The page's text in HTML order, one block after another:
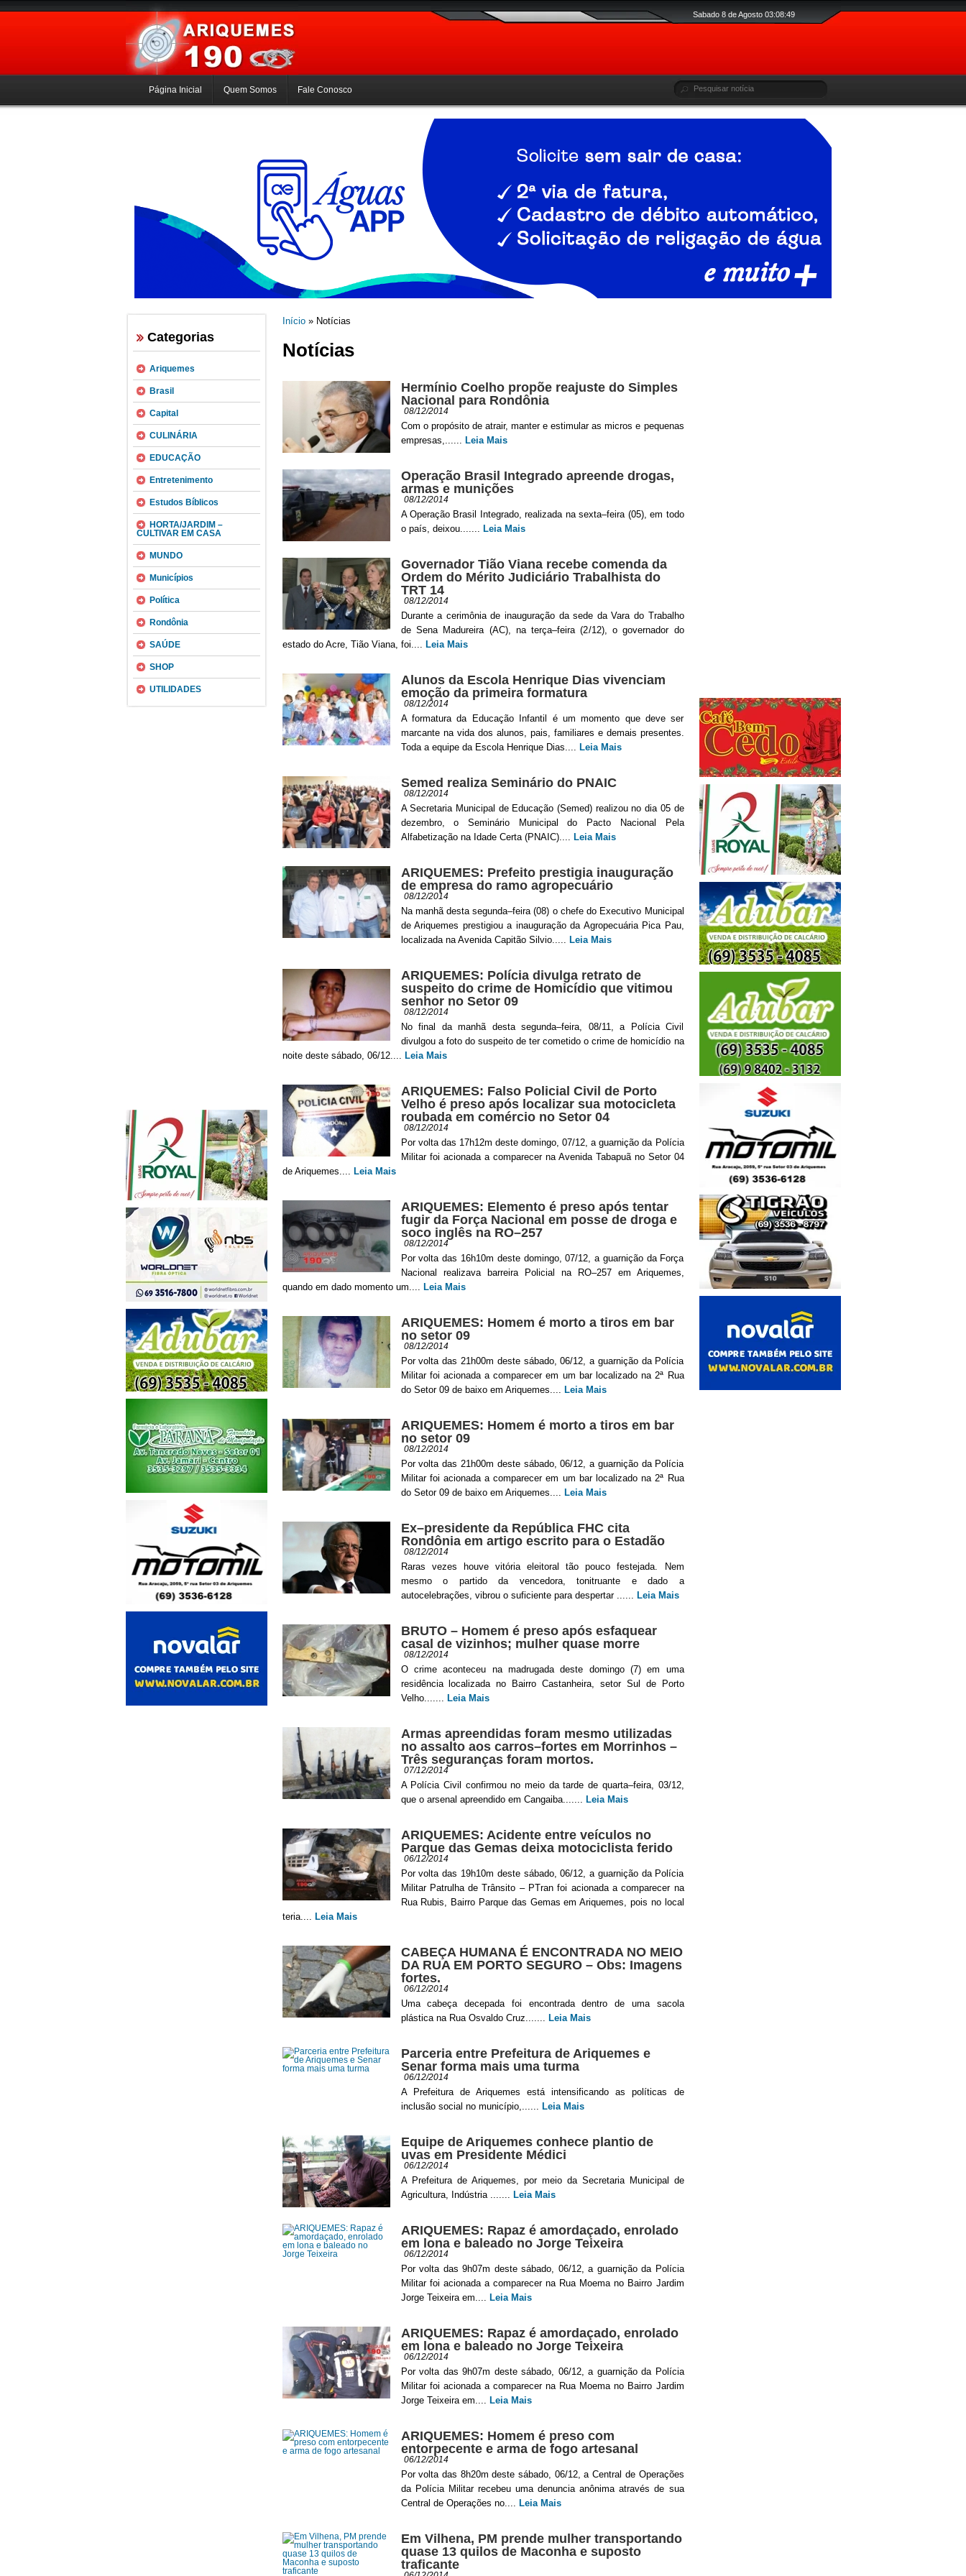
Sabado 8 de Agosto 03:08:50
Página Inicial Quem Somos Fale Conosco
Categorias
Ariquemes
Brasil
Capital
CULINÁRIA
EDUCAÇÃO
Entretenimento
Estudos Bíblicos
HORTA/JARDIM –
CULTIVAR EM CASA
MUNDO
Municípios
Política
Rondônia
SAÚDE
SHOP
UTILIDADES
Início» Notícias
Notícias
Hermínio Coelho propõe reajuste do Simples
Nacional para Rondônia
08/12/2014
Com o propósito de atrair, manter e estimular as micros e pequenas
empresas,...... Leia Mais
Operação Brasil Integrado apreende drogas,
armas e munições
08/12/2014
A Operação Brasil Integrado, realizada na sexta–feira (05), em todo
o país, deixou....... Leia Mais
Governador Tião Viana recebe comenda da
Ordem do Mérito Judiciário Trabalhista do
TRT 14
08/12/2014
Durante a cerimônia de inauguração da sede da Vara do Trabalho
de Sena Madureira (AC), na terça–feira (2/12), o governador do
estado do Acre, Tião Viana, foi.... Leia Mais
Alunos da Escola Henrique Dias vivenciam
emoção da primeira formatura
08/12/2014
A formatura da Educação Infantil é um momento que deve ser
marcante na vida dos alunos, pais, familiares e demais presentes.
Toda a equipe da Escola Henrique Dias.... Leia Mais
Semed realiza Seminário do PNAIC
08/12/2014
A Secretaria Municipal de Educação (Semed) realizou no dia 05 de
dezembro, o Seminário Municipal do Pacto Nacional Pela
Alfabetização na Idade Certa (PNAIC).... Leia Mais
ARIQUEMES: Prefeito prestigia inauguração
de empresa do ramo agropecuário
08/12/2014
Na manhã desta segunda–feira (08) o chefe do Executivo Municipal
de Ariquemes prestigiou a inauguração da Agropecuária Pica Pau,
localizada na Avenida Capitão Silvio..... Leia Mais
ARIQUEMES: Polícia divulga retrato de
suspeito do crime de Homicídio que vitimou
senhor no Setor 09
08/12/2014
No final da manhã desta segunda–feira, 08/11, a Polícia Civil
divulgou a foto do suspeito de ter cometido o crime de homicídio na
noite deste sábado, 06/12.... Leia Mais
ARIQUEMES: Falso Policial Civil de Porto
Velho é preso após localizar sua motocicleta
roubada em comércio no Setor 04
08/12/2014
Por volta das 17h12m deste domingo, 07/12, a guarnição da Polícia
Militar foi acionada a comparecer na Avenida Tabapuã no Setor 04
de Ariquemes.... Leia Mais
ARIQUEMES: Elemento é preso após tentar
fugir da Força Nacional em posse de droga e
soco inglês na RO–257
08/12/2014
Por volta das 16h10m deste domingo, 07/12, a guarnição da Força
Nacional realizava barreira Policial na RO–257 em Ariquemes,
quando em dado momento um.... Leia Mais
ARIQUEMES: Homem é morto a tiros em bar
no setor 09
08/12/2014
Por volta das 21h00m deste sábado, 06/12, a guarnição da Polícia
Militar foi acionada a comparecer em um bar localizado na 2ª Rua
do Setor 09 de baixo em Ariquemes.... Leia Mais
ARIQUEMES: Homem é morto a tiros em bar
no setor 09
08/12/2014
Por volta das 21h00m deste sábado, 06/12, a guarnição da Polícia
Militar foi acionada a comparecer em um bar localizado na 2ª Rua
do Setor 09 de baixo em Ariquemes.... Leia Mais
Ex–presidente da República FHC cita
Rondônia em artigo escrito para o Estadão
08/12/2014
Raras vezes houve vitória eleitoral tão pouco festejada. Nem
mesmo o partido da vencedora, tonitruante e dado a
autocelebrações, vibrou o suficiente para despertar ...... Leia Mais
BRUTO – Homem é preso após esfaquear
casal de vizinhos; mulher quase morre
08/12/2014
O crime aconteceu na madrugada deste domingo (7) em uma
residência localizada no Bairro Castanheira, setor Sul de Porto
Velho....... Leia Mais
Armas apreendidas foram mesmo utilizadas
no assalto aos carros–fortes em Morrinhos –
Três seguranças foram mortos.
07/12/2014
A Polícia Civil confirmou no meio da tarde de quarta–feira, 03/12,
que o arsenal apreendido em Cangaiba....... Leia Mais
ARIQUEMES: Acidente entre veículos no
Parque das Gemas deixa motociclista ferido
06/12/2014
Por volta das 19h10m deste sábado, 06/12, a guarnição da Polícia
Militar Patrulha de Trânsito – PTran foi acionada a comparecer na
Rua Rubis, Bairro Parque das Gemas em Ariquemes, pois no local
teria.... Leia Mais
CABEÇA HUMANA É ENCONTRADA NO MEIO
DA RUA EM PORTO SEGURO – Obs: Imagens
fortes.
06/12/2014
Uma cabeça decepada foi encontrada dentro de uma sacola
plástica na Rua Osvaldo Cruz....... Leia Mais
Parceria entre Prefeitura de Ariquemes e
Senar forma mais uma turma
06/12/2014
A Prefeitura de Ariquemes está intensificando as políticas de
inclusão social no município,...... Leia Mais
Equipe de Ariquemes conhece plantio de
uvas em Presidente Médici
06/12/2014
A Prefeitura de Ariquemes, por meio da Secretaria Municipal de
Agricultura, Indústria ....... Leia Mais
ARIQUEMES: Rapaz é amordaçado, enrolado
em lona e baleado no Jorge Teixeira
06/12/2014
Por volta das 9h07m deste sábado, 06/12, a guarnição da Polícia
Militar foi acionada a comparecer na Rua Moema no Bairro Jardim
Jorge Teixeira em.... Leia Mais
ARIQUEMES: Rapaz é amordaçado, enrolado
em lona e baleado no Jorge Teixeira
06/12/2014
Por volta das 9h07m deste sábado, 06/12, a guarnição da Polícia
Militar foi acionada a comparecer na Rua Moema no Bairro Jardim
Jorge Teixeira em.... Leia Mais
ARIQUEMES: Homem é preso com
entorpecente e arma de fogo artesanal
06/12/2014
Por volta das 8h20m deste sábado, 06/12, a Central de Operações
da Polícia Militar recebeu uma denuncia anônima através de sua
Central de Operações no.... Leia Mais
Em Vilhena, PM prende mulher transportando
quase 13 quilos de Maconha e suposto
traficante